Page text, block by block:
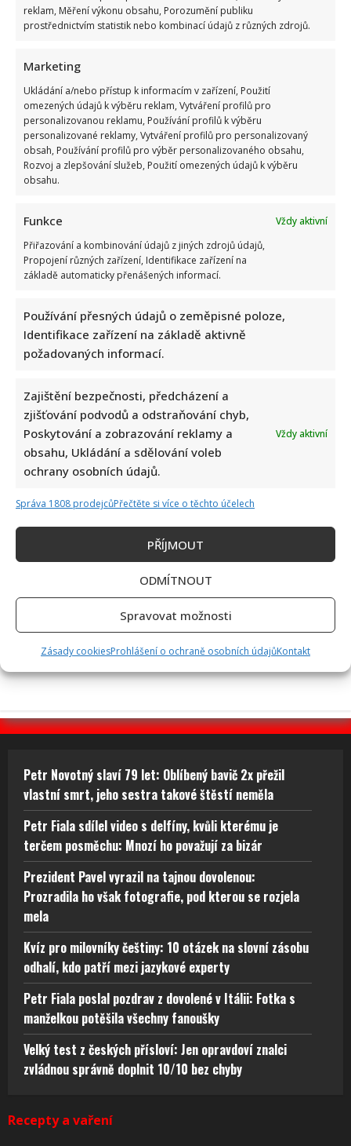
reklam, Měření výkonu obsahu, Porozumění publiku
prostřednictvím statistik nebo kombinací údajů z různých zdrojů.
Marketing
Ukládání a/nebo přístup k informacím v zařízení, Použití
omezených údajů k výběru reklam, Vytváření profilů pro
personalizovanou reklamu, Používání profilů k výběru
personalizované reklamy, Vytváření profilů pro personalizovaný
obsah, Používání profilů pro výběr personalizovaného obsahu,
Rozvoj a zlepšování služeb, Použití omezených údajů k výběru
obsahu.
Funkce
Vždy aktivní
Přiřazování a kombinování údajů z jiných zdrojů údajů,
Propojení různých zařízení, Identifikace zařízení na
základě automaticky přenášených informací.
Používání přesných údajů o zeměpisné poloze,
Identifikace zařízení na základě aktivně
požadovaných informací.
Zajištění bezpečnosti, předcházení a
zjišťování podvodů a odstraňování chyb,
Poskytování a zobrazování reklamy a
obsahu, Ukládání a sdělování voleb
ochrany osobních údajů.
Vždy aktivní
Správa 1808 prodejcůPřečtěte si více o těchto účelech
PŘÍJMOUT
ODMÍTNOUT
Spravovat možnosti
Zásady cookiesProhlášení o ochraně osobních údajůKontakt
Petr Fiala sdílel video s delfíny, kvůli kterému je terčem
posměchu: Mnozí ho považují za bizár
však fotografie, pod kterou se rozjela mela
Kvíz pro milovníky češtiny: 10 otázek na slovní zásobu
odhalí, kdo patří mezi jazykové experty
Petr Fiala poslal pozdrav z dovolené v Itálii: Fotka s
manželkou potěšila všechny fanoušky
Petr Novotný slaví 79 let: Oblíbený bavič 2x přežil
vlastní smrt, jeho sestra takové štěstí neměla
Petr Fiala sdílel video s delfíny, kvůli kterému je
terčem posměchu: Mnozí ho považují za bizár
Prezident Pavel vyrazil na tajnou dovolenou:
Prozradila ho však fotografie, pod kterou se rozjela
mela
Kvíz pro milovníky češtiny: 10 otázek na slovní zásobu
odhalí, kdo patří mezi jazykové experty
Petr Fiala poslal pozdrav z dovolené v Itálii: Fotka s
manželkou potěšila všechny fanoušky
Velký test z českých přísloví: Jen opravdoví znalci
zvládnou správně doplnit 10/10 bez chyby
Recepty a vaření